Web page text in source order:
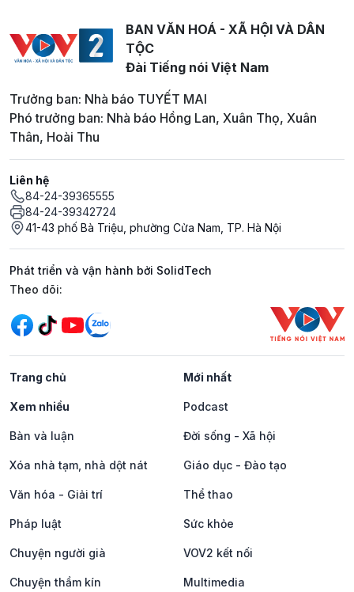
BAN VĂN HOÁ - XÃ HỘI VÀ DÂN
TỘC
Đài Tiếng nói Việt Nam
Trưởng ban: Nhà báo TUYẾT MAI
Phó trưởng ban: Nhà báo Hồng Lan, Xuân Thọ, Xuân
Thân, Hoài Thu
Liên hệ
84-24-39365555
84-24-39342724
41-43 phố Bà Triệu, phường Cửa Nam, TP. Hà Nội
Phát triển và vận hành bởi SolidTech
Mạng xã hội
Theo dõi:
Trang chủ Mới nhất
Xem nhiều Podcast
Bàn và luận Đời sống - Xã hội
Xóa nhà tạm, nhà dột nát Giáo dục - Đào tạo
Văn hóa - Giải trí Thể thao
Pháp luật Sức khỏe
Chuyện người già VOV2 kết nối
Chuyện thầm kín Multimedia